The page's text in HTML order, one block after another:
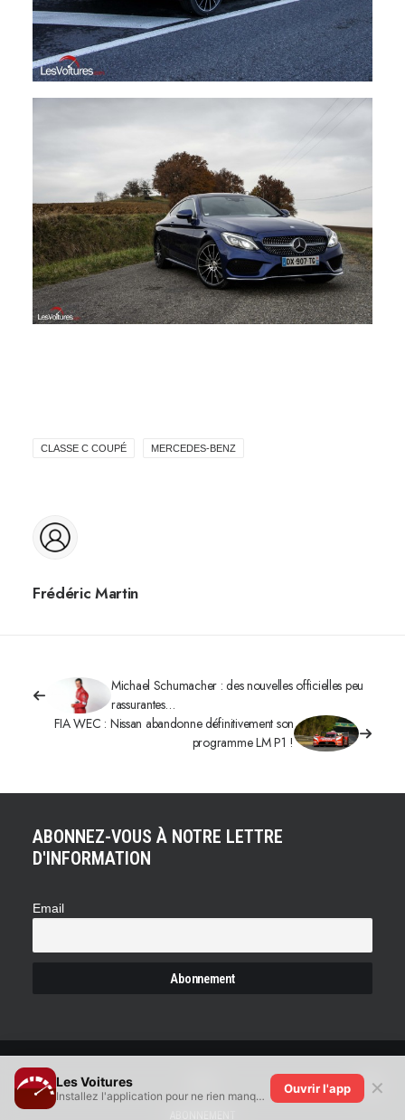
CLASSE C COUPÉ MERCEDES-BENZ
Frédéric Martin
Michael Schumacher : des nouvelles officielles peu
rassurantes…
FIA WEC : Nissan abandonne définitivement son
programme LM P1 !
ABONNEZ-VOUS À NOTRE LETTRE
D'INFORMATION
Email
Les Voitures
Installez l'application pour ne rien manquer !
Ouvrir l'app ✕